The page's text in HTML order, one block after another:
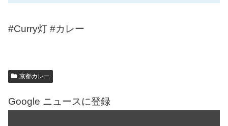
#Curry灯 #カレー
京都カレー
Google ニュースに登録